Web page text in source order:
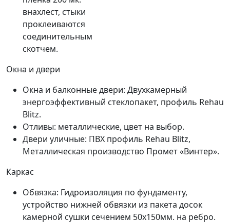
внахлест, стыки
проклеиваются
соединительным
скотчем.
Окна и двери
Окна и балконные двери: Двухкамерный
энергоэффективный стеклопакет, профиль Rehau
Blitz.
Отливы: металлические, цвет на выбор.
Двери уличные: ПВХ профиль Rehau Blitz,
Металлическая производство Промет «Винтер».
Каркас
Обвязка: Гидроизоляция по фундаменту,
устройство нижней обвязки из пакета досок
камерной сушки сечением 50х150мм. на ребро.